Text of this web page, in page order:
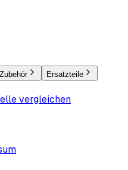
Zubehör Ersatzteile
vergleichen